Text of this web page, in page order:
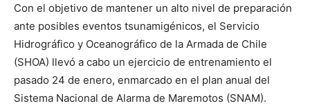
Con el objetivo de mantener un alto nivel de preparación
ante posibles eventos tsunamigénicos, el Servicio
Hidrográfico y Oceanográfico de la Armada de Chile
(SHOA) llevó a cabo un ejercicio de entrenamiento el
pasado 24 de enero, enmarcado en el plan anual del
Sistema Nacional de Alarma de Maremotos (SNAM).